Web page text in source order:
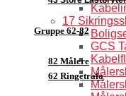
Gruppe 62-82
82 Målere
62 Ringetrafo
17
GCS